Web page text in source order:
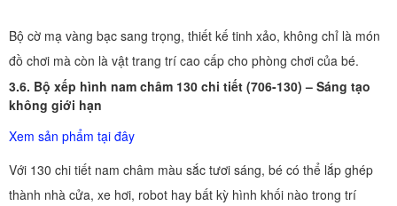
Bộ cờ mạ vàng bạc sang trọng, thiết kế tinh xảo, không chỉ là món
đồ chơi mà còn là vật trang trí cao cấp cho phòng chơi của bé.
3.6. Bộ xếp hình nam châm 130 chi tiết (706-130) – Sáng tạo
không giới hạn
Xem sản phẩm tại đây
Với 130 chi tiết nam châm màu sắc tươi sáng, bé có thể lắp ghép
thành nhà cửa, xe hơi, robot hay bất kỳ hình khối nào trong trí